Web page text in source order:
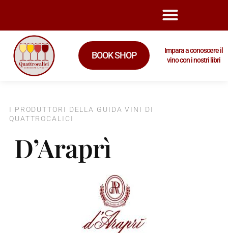
BOOK SHOP
Impara a conoscere il
vino con i nostri libri
I PRODUTTORI DELLA GUIDA VINI DI
QUATTROCALICI
D’Araprì